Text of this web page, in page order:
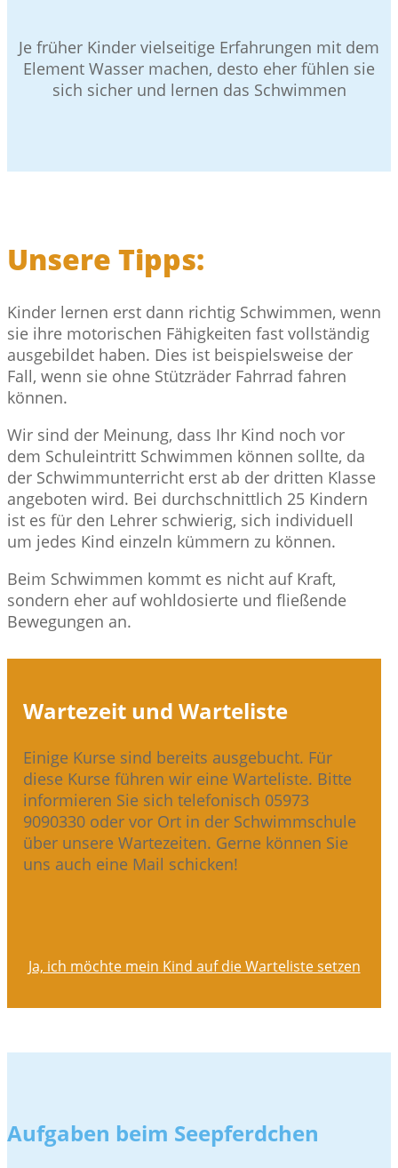
Je früher Kinder vielseitige Erfahrungen mit dem
Element Wasser machen, desto eher fühlen sie
sich sicher und lernen das Schwimmen
Unsere Tipps:
Kinder lernen erst dann richtig Schwimmen, wenn
sie ihre motorischen Fähigkeiten fast vollständig
ausgebildet haben. Dies ist beispielsweise der
Fall, wenn sie ohne Stützräder Fahrrad fahren
können.
Wir sind der Meinung, dass Ihr Kind noch vor
dem Schuleintritt Schwimmen können sollte, da
der Schwimmunterricht erst ab der dritten Klasse
angeboten wird. Bei durchschnittlich 25 Kindern
ist es für den Lehrer schwierig, sich individuell
um jedes Kind einzeln kümmern zu können.
Beim Schwimmen kommt es nicht auf Kraft,
sondern eher auf wohldosierte und fließende
Bewegungen an.
Wartezeit und Warteliste
Einige Kurse sind bereits ausgebucht. Für
diese Kurse führen wir eine Warteliste. Bitte
informieren Sie sich telefonisch 05973
9090330 oder vor Ort in der Schwimmschule
über unsere Wartezeiten. Gerne können Sie
uns auch eine Mail schicken!
Ja, ich möchte mein Kind auf die Warteliste setzen
Aufgaben beim Seepferdchen